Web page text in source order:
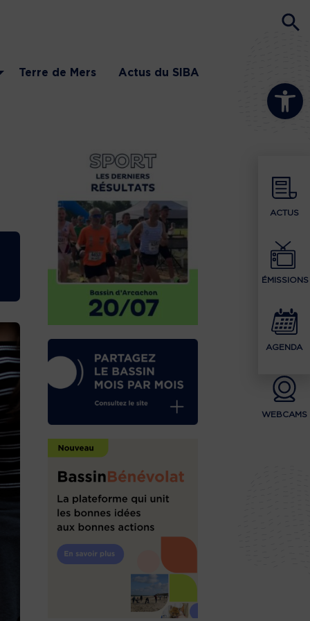
Ouvrir la
ACTUS
ÉMISSIONS
AGENDA
WEBCAMS
Terre de Mers Actus du SIBA